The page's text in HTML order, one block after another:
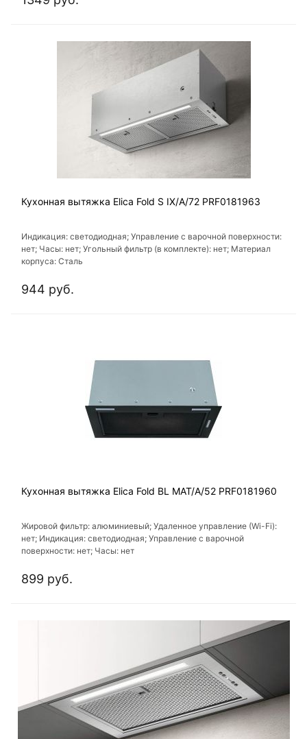
Кухонная вытяжка Elica Fold S IX/A/72 PRF0181963
Индикация: светодиодная; Управление с варочной поверхности:
нет; Часы: нет; Угольный фильтр (в комплекте): нет; Материал
корпуса: Сталь
944 руб.
Кухонная вытяжка Elica Fold BL MAT/A/52 PRF0181960
Жировой фильтр: алюминиевый; Удаленное управление (Wi-Fi):
нет; Индикация: светодиодная; Управление с варочной
поверхности: нет; Часы: нет
899 руб.